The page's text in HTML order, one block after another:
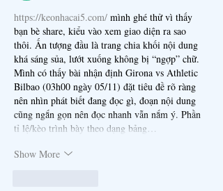
https://keonhacai5.com/ mình ghé thử vì thấy
bạn bè share, kiểu vào xem giao diện ra sao
thôi. Ấn tượng đầu là trang chia khối nội dung
khá sáng sủa, lướt xuống không bị “ngợp” chữ.
Mình có thấy bài nhận định Girona vs Athletic
Bilbao (03h00 ngày 05/11) đặt tiêu đề rõ ràng
nên nhìn phát biết đang đọc gì, đoạn nội dung
cũng ngắn gọn nên đọc nhanh vẫn nắm ý. Phần
tỉ lệ/kèo trình bày theo dạng bảng…
Show More